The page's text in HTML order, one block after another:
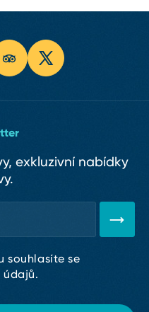
600 let starým
dům
Smíchov
exkluzivní nabídky
souhlasíte se
údajů.